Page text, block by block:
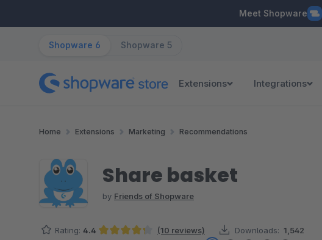
Meet Shopware
Shopware 6 Shopware 5
Extensions Integrations
Home Extensions Marketing Recommendations
Share basket
by Friends of Shopware
Rating: 4.4 (10 reviews) Downloads: 1,542